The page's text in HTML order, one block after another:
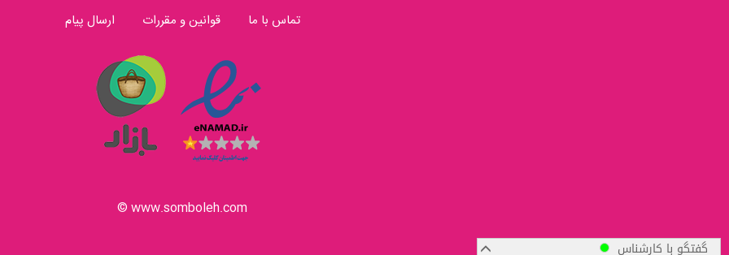
گفتگو با کارشناس
تماس با ما قوانین و مقررات ارسال پیام
www.somboleh.com ©